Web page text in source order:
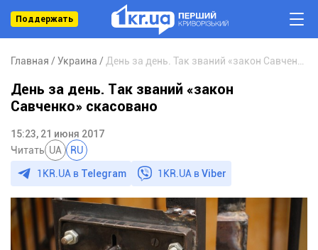
Поддержать
Главная Украина
День за день. Так званий «закон
Савченко» скасовано
15:23, 21 июня 2017
Читать UA RU
1KR.UA в Telegram 1KR.UA вViber